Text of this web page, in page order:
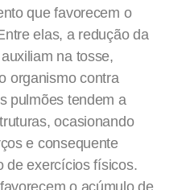
que favorecem o
elas, a redução da
na tosse,
organismo contra
pulmões tendem a
ocasionando
e consequente
de exercícios físicos.
o acúmulo de